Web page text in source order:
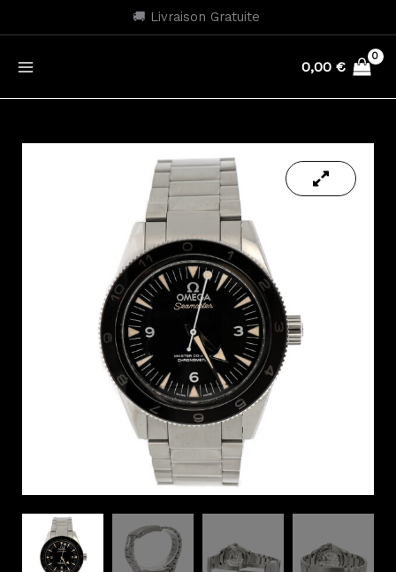
au
🚚 Livraison Gratuite
0,00 €